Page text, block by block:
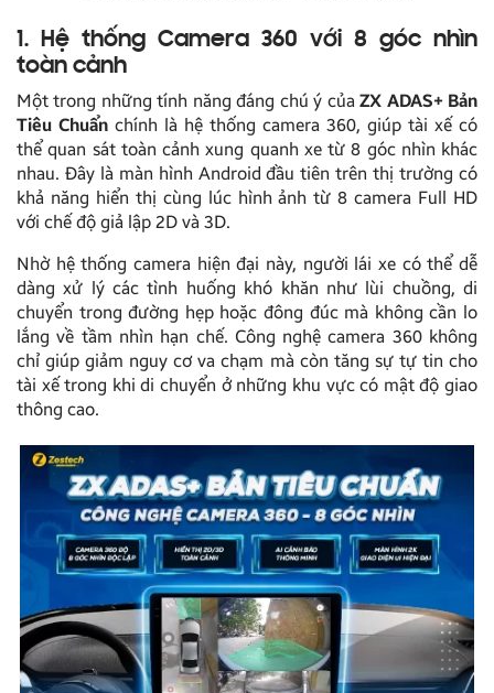
1. Hệ thống Camera 360 với 8 góc nhìn
toàn cảnh
Một trong những tính năng đáng chú ý củaZX ADAS+ Bản
Tiêu Chuẩn chính là hệ thống camera 360, giúp tài xế có
thể quan sát toàn cảnh xung quanh xe từ 8 góc nhìn khác
nhau. Đây là màn hình Android đầu tiên trên thị trường có
khả năng hiển thị cùng lúc hình ảnh từ 8 camera Full HD
với chế độ giả lập 2D và 3D.
Nhờ hệ thống camera hiện đại này, người lái xe có thể dễ
dàng xử lý các tình huống khó khăn như lùi chuồng, di
chuyển trong đường hẹp hoặc đông đúc mà không cần lo
lắng về tầm nhìn hạn chế. Công nghệ camera 360 không
chỉ giúp giảm nguy cơ va chạm mà còn tăng sự tự tin cho
tài xế trong khi di chuyển ở những khu vực có mật độ giao
thông cao.